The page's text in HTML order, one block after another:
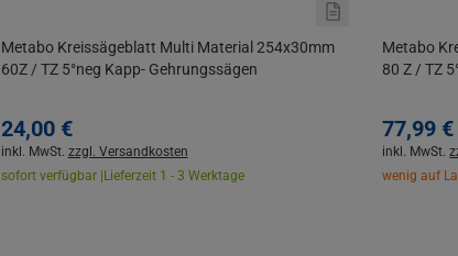
Metabo Kreissägeblatt Multi Material 254x30mm
60Z / TZ 5°neg Kapp- Gehrungssägen
24,00 €
inkl. MwSt. zzgl. Versandkosten
sofort verfügbar | Lieferzeit 1 - 3 Werktage
Metabo
80 Z / TZ
77,99 €
inkl. MwSt.
wenig auf